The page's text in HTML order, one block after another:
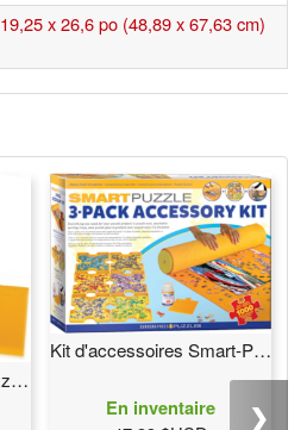
19,25 x 26,6 po (48,89 x 67,63 cm)
Eurographics Smart Puzzle colle
Kit d'accessoires Smart-Puzzle 3-Pack
En inventaire ❯